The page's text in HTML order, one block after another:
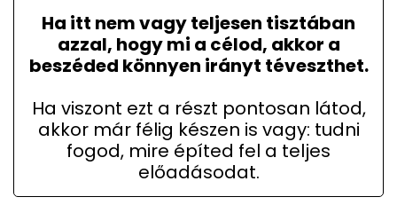
Ha itt nem vagy teljesen tisztában
azzal, hogy mi a célod, akkor a
beszéded könnyen irányt téveszthet.
Ha viszont ezt a részt pontosan látod,
akkor már félig készen is vagy: tudni
fogod, mire építed fel a teljes
előadásodat.